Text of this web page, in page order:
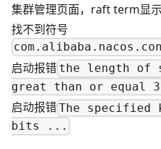
集群管理页面，raft term显
找不到符号
启动报错 the length of
great than or equal
启动报错The specified
bits ...